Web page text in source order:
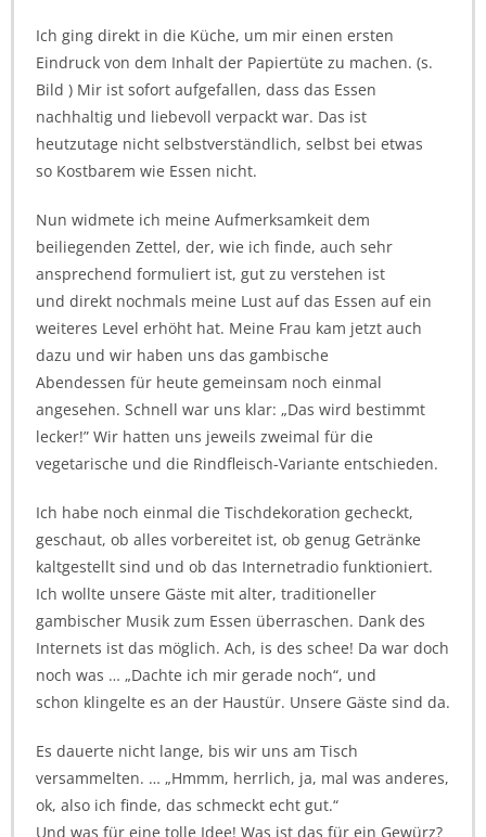
Ich ging direkt in die Küche, um mir einen ersten
Eindruck von dem Inhalt der Papiertüte zu machen. (s.
Bild ) Mir ist sofort aufgefallen, dass das Essen
nachhaltig und liebevoll verpackt war. Das ist
heutzutage nicht selbstverständlich, selbst bei etwas
so Kostbarem wie Essen nicht.
Nun widmete ich meine Aufmerksamkeit dem
beiliegenden Zettel, der, wie ich finde, auch sehr
ansprechend formuliert ist, gut zu verstehen ist
und direkt nochmals meine Lust auf das Essen auf ein
weiteres Level erhöht hat. Meine Frau kam jetzt auch
dazu und wir haben uns das gambische
Abendessen für heute gemeinsam noch einmal
angesehen. Schnell war uns klar: „Das wird bestimmt
lecker!” Wir hatten uns jeweils zweimal für die
vegetarische und die Rindfleisch-Variante entschieden.
Ich habe noch einmal die Tischdekoration gecheckt,
geschaut, ob alles vorbereitet ist, ob genug Getränke
kaltgestellt sind und ob das Internetradio funktioniert.
Ich wollte unsere Gäste mit alter, traditioneller
gambischer Musik zum Essen überraschen. Dank des
Internets ist das möglich. Ach, is des schee! Da war doch
noch was … „Dachte ich mir gerade noch“, und
schon klingelte es an der Haustür. Unsere Gäste sind da.
Es dauerte nicht lange, bis wir uns am Tisch
versammelten. … „Hmmm, herrlich, ja, mal was anderes,
ok, also ich finde, das schmeckt echt gut.“
Und was für eine tolle Idee! Was ist das für ein Gewürz?